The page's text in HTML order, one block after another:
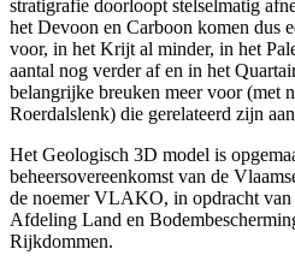
stratigrafie doorloopt stelselmatig
het Devoon en Carboon komen dus
voor, in het Krijt al minder, in het
aantal nog verder af en in het
belangrijke breuken meer voor (met
Roerdalslenk) die gerelateerd zijn
Het Geologisch 3D model is
beheersovereenkomst van de
de noemer VLAKO, in opdracht
Afdeling Land en
Rijkdommen.